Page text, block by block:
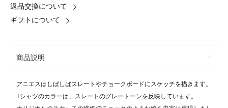
返品交換について
ギフトについて
商品説明
アニエスはしばしばスレートやチョークボードにスケッチを描きます。
Tシャツのカラーは、スレートのグレートーンを反映しています。